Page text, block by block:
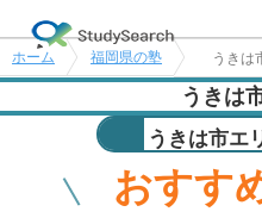
ホーム 福岡県の塾 うきは
うきは
うきは市エ
おすす